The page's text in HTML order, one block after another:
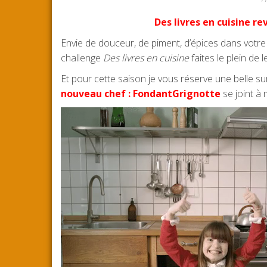
Des livres en cuisine
Envie de douceur, de piment, d’épices dans
challenge Des livres en cuisinefaites le plein de
Et pour cette saison je vous réserve une belle
nouveau chef : FondantGrignotte se joint à